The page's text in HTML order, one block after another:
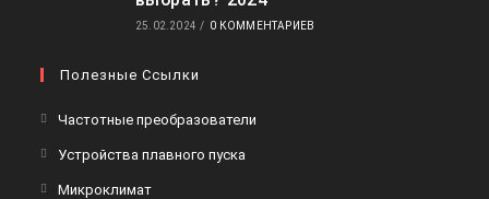
25.02.2024 / 0 КОММЕНТАРИЕВ
Полезные Ссылки
Частотные преобразователи
Устройства плавного пуска
МикроклиматОткроется